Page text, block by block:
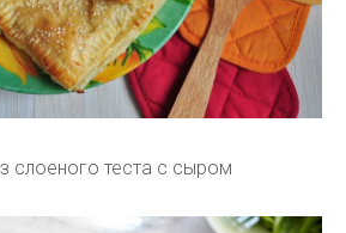
слоеного теста с сыром